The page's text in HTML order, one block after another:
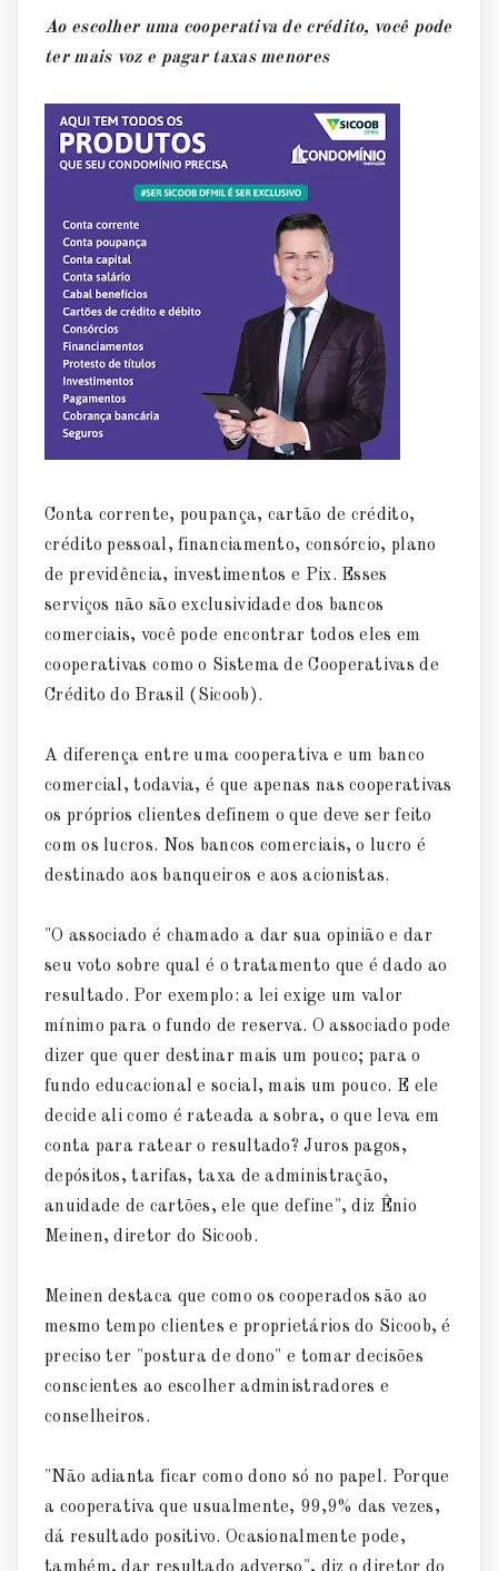
Ao escolher uma cooperativa de crédito, você pode
ter mais voz e pagar taxas menores
Conta corrente, poupança, cartão de crédito,
crédito pessoal, financiamento, consórcio, plano
de previdência, investimentos e Pix. Esses
serviços não são exclusividade dos bancos
comerciais, você pode encontrar todos eles em
cooperativas como o Sistema de Cooperativas de
Crédito do Brasil (Sicoob).
A diferença entre uma cooperativa e um banco
comercial, todavia, é que apenas nas cooperativas
os próprios clientes definem o que deve ser feito
com os lucros. Nos bancos comerciais, o lucro é
destinado aos banqueiros e aos acionistas.
"O associado é chamado a dar sua opinião e dar
seu voto sobre qual é o tratamento que é dado ao
resultado. Por exemplo: a lei exige um valor
mínimo para o fundo de reserva. O associado pode
dizer que quer destinar mais um pouco; para o
fundo educacional e social, mais um pouco. E ele
decide ali como é rateada a sobra, o que leva em
conta para ratear o resultado? Juros pagos,
depósitos, tarifas, taxa de administração,
anuidade de cartões, ele que define", diz Ênio
Meinen, diretor do Sicoob.
Meinen destaca que como os cooperados são ao
mesmo tempo clientes e proprietários do Sicoob, é
preciso ter "postura de dono" e tomar decisões
conscientes ao escolher administradores e
conselheiros.
"Não adianta ficar como dono só no papel. Porque
a cooperativa que usualmente, 99,9% das vezes,
dá resultado positivo. Ocasionalmente pode,